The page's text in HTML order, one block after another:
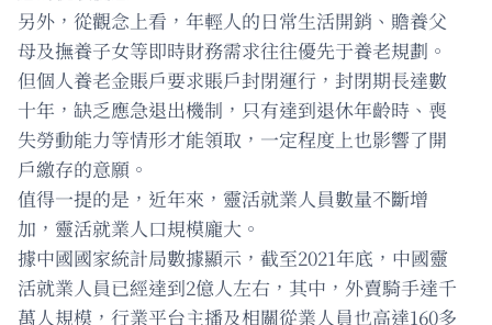
另外，從觀念上看，年輕人的日常生活開銷、贍養父
母及撫養子女等即時財務需求往往優先于養老規劃。
但個人養老金賬戶要求賬戶封閉運行，封閉期長達數
十年，缺乏應急退出機制，只有達到退休年齡時、喪
失勞動能力等情形才能領取，一定程度上也影響了開
戶繳存的意願。
值得一提的是，近年來，靈活就業人員數量不斷增
加，靈活就業人口規模龐大。
據中國國家統計局數據顯示，截至2021年底，中國靈
活就業人員已經達到2億人左右，其中，外賣騎手達千
萬人規模，行業平台主播及相關從業人員也高達160多